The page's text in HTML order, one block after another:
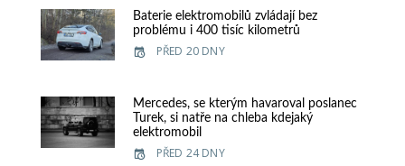
Baterie elektromobilů zvládají bez
problému i 400 tisíc kilometrů
PŘED 20 DNY
Mercedes, se kterým havaroval poslanec
Turek, si natře na chleba kdejaký
elektromobil
PŘED 24 DNY